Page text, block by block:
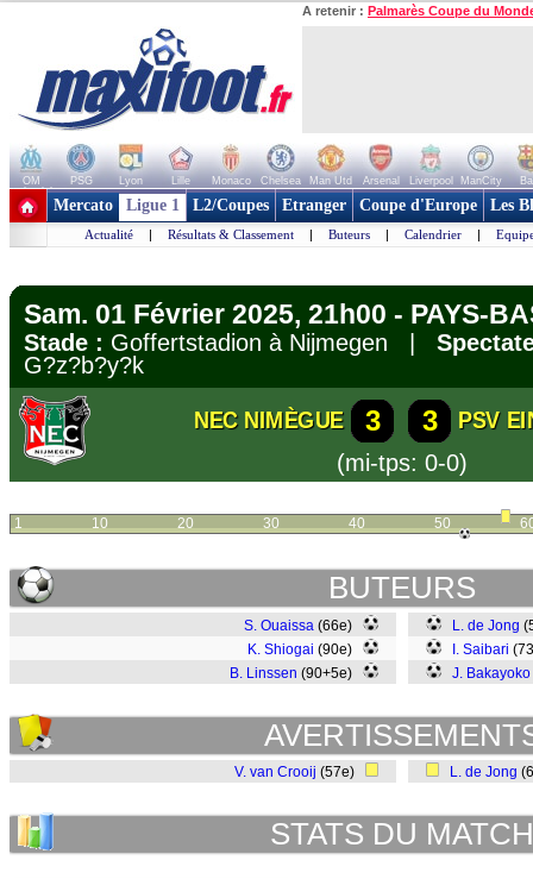
A retenir : Palmarès Coupe du
OM PSG Lyon Lille Monaco Chelsea Man Utd Arsenal Liverpool ManCity
+ de clubs
Mercato Ligue 1 L2/Coupes Etranger Coupe d'Europe Les
Actualité | Résultats & Classement | Buteurs | Calendrier |
Sam. 01 Février 2025, 21h00 - PAYS-
Stade : Goffertstadion à Nijmegen |
G?z?b?y?k
NEC NIMÈGUE 3 3
PSV
(mi-tps: 0-0)
1 10 20 30 40 50
BUTEURS
S. Ouaissa (66e)
K. Shiogai (90e)
B. Linssen (90+5e)
L. de Jong
I. Saibari
J. Bakayoko
V. van Crooij (57e) L. de Jong
STATS DU MATCH